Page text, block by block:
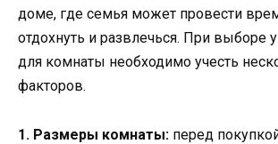
доме, где семья может провести
отдохнуть и развлечься. При выборе
для комнаты необходимо учесть
факторов.
1. Размеры комнаты: перед